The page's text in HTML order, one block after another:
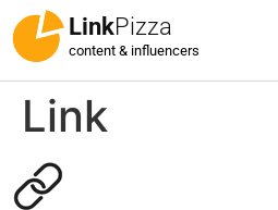
LinkPizza
content & influencers
Link